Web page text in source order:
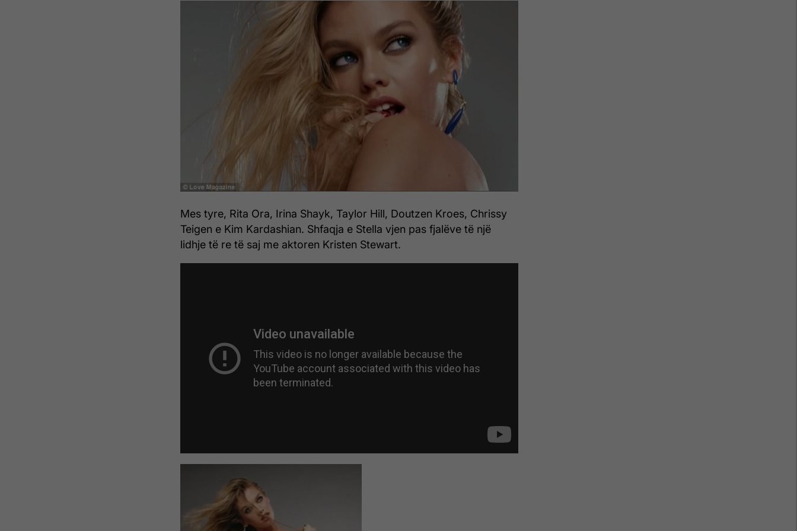
Mes tyre, Rita Ora, Irina Shayk, Taylor Hill, Doutzen Kroes, Chrissy
Teigen e Kim Kardashian. Shfaqja e Stella vjen pas fjalëve të një
lidhje të re të saj me aktoren Kristen Stewart.